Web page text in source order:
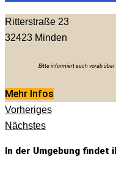
Ritterstraße 23
32423 Minden
Bitte informiert euch vorab
Mehr Infos
Vorheriges
Nächstes
In der Umgebung findet